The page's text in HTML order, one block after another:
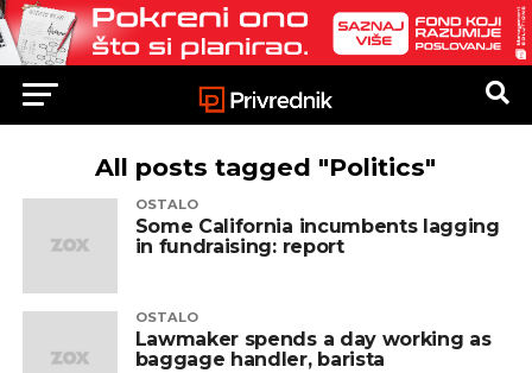
All posts tagged "Politics"
OSTALO
Some California incumbents lagging
in fundraising: report
OSTALO
Lawmaker spends a day working as
baggage handler, barista